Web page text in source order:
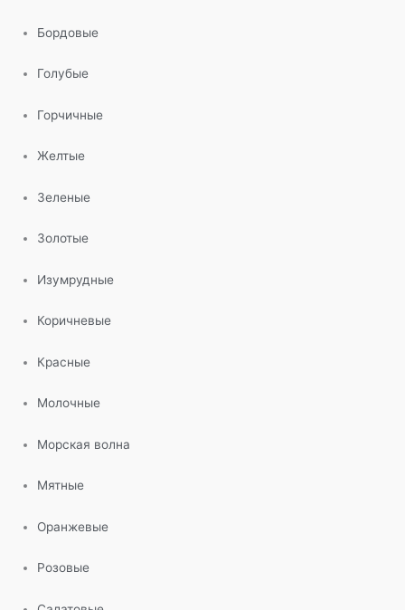
Бордовые
Голубые
Горчичные
Желтые
Зеленые
Золотые
Изумрудные
Коричневые
Красные
Молочные
Морская волна
Мятные
Оранжевые
Розовые